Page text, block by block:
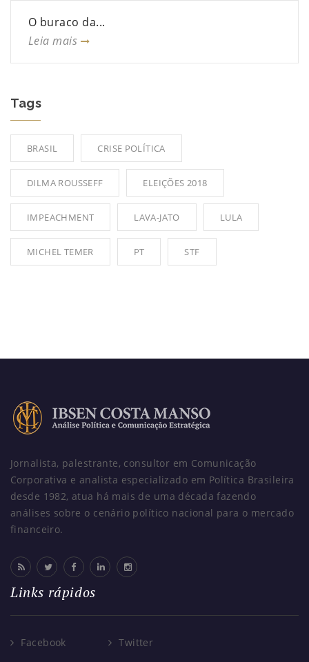
O buraco da...
Leia mais
Tags
BRASIL CRISE POLÍTICA
DILMA ROUSSEFF ELEIÇÕES 2018
IMPEACHMENT LAVA-JATO LULA
MICHEL TEMER PT STF
Jornalista, palestrante, consultor em Comunicação
Corporativa e analista especializado em Política Brasileira
desde 1982, atua há mais de uma década fazendo
análises sobre o cenário político nacional para o mercado
financeiro.
Links rápidos
Facebook
Twitter